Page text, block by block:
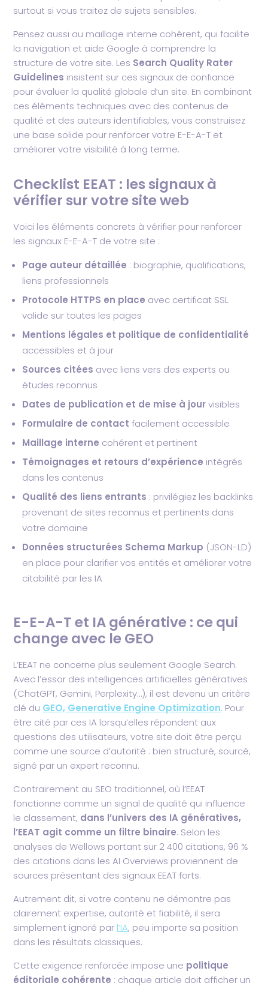
surtout si vous traitez de sujets sensibles.
Pensez aussi au maillage interne cohérent, qui facilite
la navigation et aide Google à comprendre la
structure de votre site. Les Search Quality Rater
Guidelines insistent sur ces signaux de confiance
pour évaluer la qualité globale d’un site. En combinant
ces éléments techniques avec des contenus de
qualité et des auteurs identifiables, vous construisez
une base solide pour renforcer votre E-E-A-T et
améliorer votre visibilité à long terme.
Checklist EEAT : les signaux à
vérifier sur votre site web
Voici les éléments concrets à vérifier pour renforcer
les signaux E-E-A-T de votre site :
Page auteur détaillée : biographie, qualifications,
liens professionnels
Protocole HTTPS en place avec certificat SSL
valide sur toutes les pages
Mentions légales et politique de confidentialité
accessibles et à jour
Sources citées avec liens vers des experts ou
études reconnus
Dates de publication et de mise à jourvisibles
Formulaire de contact facilement accessible
Maillage interne cohérent et pertinent
Témoignages et retours d’expérience intégrés
dans les contenus
Qualité des liens entrants : privilégiez les backlinks
provenant de sites reconnus et pertinents dans
votre domaine
Données structurées Schema Markup (JSON-LD)
en place pour clarifier vos entités et améliorer votre
citabilité par les IA
E-E-A-T et IA générative : ce qui
change avec le GEO
L’EEAT ne concerne plus seulement Google Search.
Avec l’essor des intelligences artificielles génératives
(ChatGPT, Gemini, Perplexity…), il est devenu un critère
clé du GEO, Generative Engine Optimization. Pour
être cité par ces IA lorsqu’elles répondent aux
questions des utilisateurs, votre site doit être perçu
comme une source d’autorité : bien structuré, sourcé,
signé par un expert reconnu.
Contrairement au SEO traditionnel, où l’EEAT
fonctionne comme un signal de qualité qui influence
le classement, dans l’univers des IA génératives,
l’EEAT agit comme un filtre binaire. Selon les
analyses de Wellows portant sur 2 400 citations, 96 %
des citations dans les AI Overviews proviennent de
sources présentant des signaux EEAT forts.
Autrement dit, si votre contenu ne démontre pas
clairement expertise, autorité et fiabilité, il sera
simplement ignoré par l’IA, peu importe sa position
dans les résultats classiques.
Cette exigence renforcée impose une politique
éditoriale cohérente : chaque article doit afficher un